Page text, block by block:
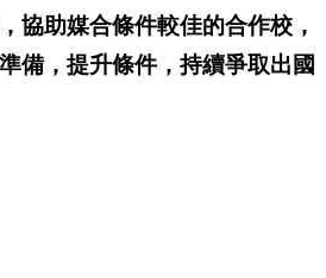
協助媒合條件較佳的合作校，
備，提升條件，持續爭取出國